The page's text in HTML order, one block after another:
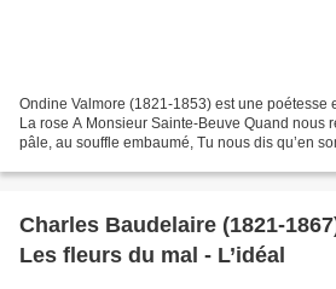
Ondine Valmore (1821-1853) est une poétesse
La rose A Monsieur Sainte-Beuve Quand nous
pâle, au souffle embaumé, Tu nous dis qu’en
Charles Baudelaire (1821-
Les fleurs du mal - L’idéal